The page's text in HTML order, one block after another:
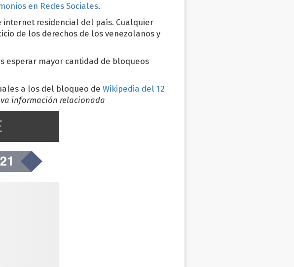
en Redes Sociales.
internet residencial del país. Cualquier
de los derechos de los venezolanos y
esperar mayor cantidad de bloqueos
a los del bloqueo de Wikipedia del 12
información relacionada